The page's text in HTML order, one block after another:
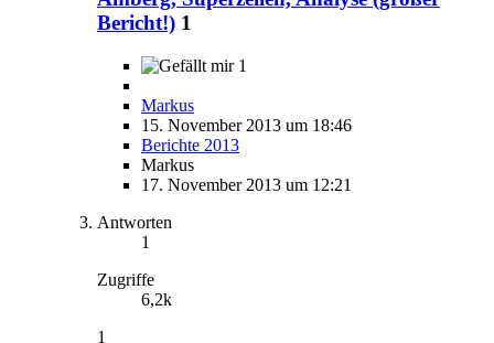
Bericht!) 1
1
Markus
15. November 2013 um 18:46
Berichte 2013
Markus
17. November 2013 um 12:21
Antworten
1
Zugriffe
6,2k
1